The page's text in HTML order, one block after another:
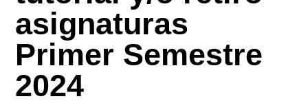
asignaturas
Primer Semestre
2024